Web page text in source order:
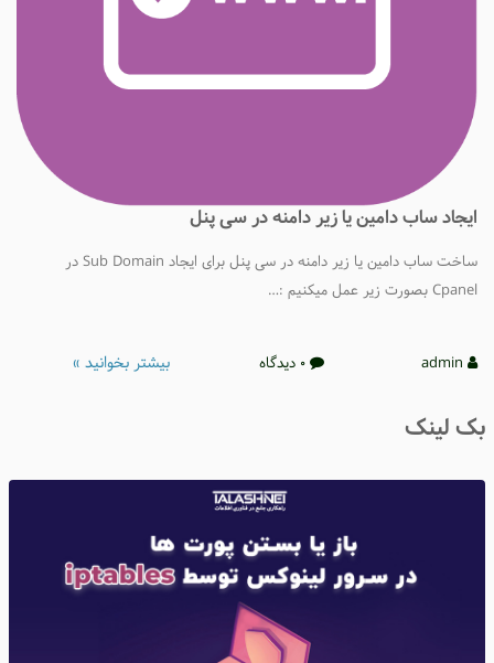
ایجاد ساب دامین یا زیر دامنه در سی پنل
ساخت ساب دامین یا زیر دامنه در سی پنل برای ایجاد Sub Domain در
Cpanel بصورت زیر عمل میکنیم :…
0 دیدگاه بیشتر بخوانید »
لینک